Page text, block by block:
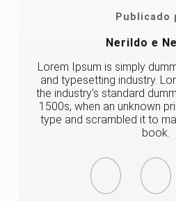
Publicado
Nerildo e
Lorem Ipsum is simply
and typesetting industry.
the industry's standard
1500s, when an unknown
type and scrambled it to
book.